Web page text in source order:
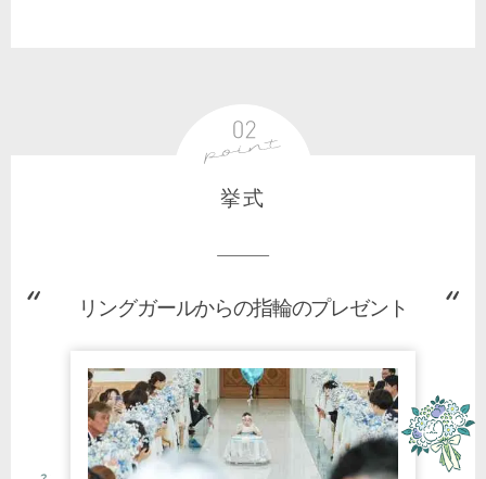
挙式
リングガールからの指輪のプレゼント